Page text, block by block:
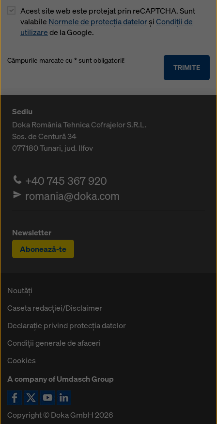
Acest site web este protejat prin reCAPTCHA. Sunt
valabile Normele de protecția datelorșiCondiții de
utilizarede la Google.
TRIMITE
Câmpurile marcate cu * sunt obligatorii!
Sediu
Doka România Tehnica Cofrajelor S.R.L.
Sos. de Centură 34
077180Tunari, jud. Ilfov
+40 745 367 920
romania@doka.com
Newsletter
Abonează-te
Noutăți
Caseta redacţiei/Disclaimer
Declaraţie privind protecţia datelor
Condiţii generale de afaceri
Cookies
A company of Umdasch Group
Icoană Facebook
Icoană XIcoană YouTube
Icoană LinkedIn
Copyright © Doka GmbH 2026